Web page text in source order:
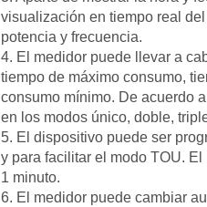
visualización en tiempo real
potencia y frecuencia.
4. El medidor puede llevar a
tiempo de máximo consumo,
consumo mínimo. De acuerdo
en los modos único, doble,
5. El dispositivo puede ser
y para facilitar el modo TOU.
1 minuto.
6. El medidor puede cambiar